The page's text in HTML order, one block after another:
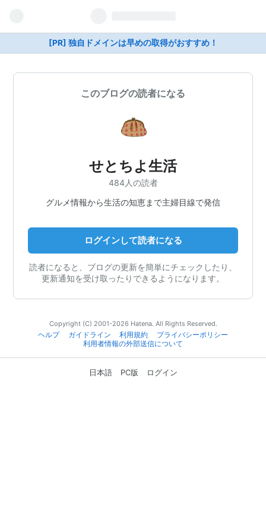
[PR] 独自ドメインは早めの取得がおすすめ！
このブログの読者になる
せとちよ生活
484人の読者
グルメ情報から生活の知恵まで主婦目線で発信
ログインして読者になる
読者になると、ブログの更新を簡単にチェックしたり、
更新通知を受け取ったりできるようになります。
Copyright (C) 2001-2026 Hatena. All Rights Reserved.
ヘルプ
ガイドライン 利用規約
プライバシーポリシー
利用者情報の外部送信について
日本語 PC版 ログイン